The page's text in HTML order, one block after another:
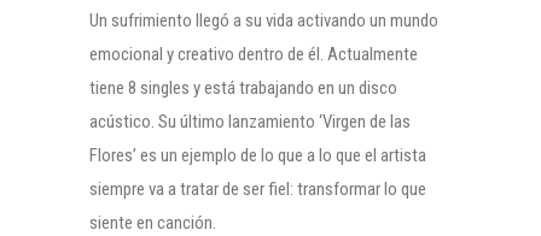
Un sufrimiento llegó a su vida activando un mundo
emocional y creativo dentro de él. Actualmente
tiene 8 singles y está trabajando en un disco
acústico. Su último lanzamiento ‘Virgen de las
Flores’ es un ejemplo de lo que a lo que el artista
siempre va a tratar de ser fiel: transformar lo que
siente en canción.